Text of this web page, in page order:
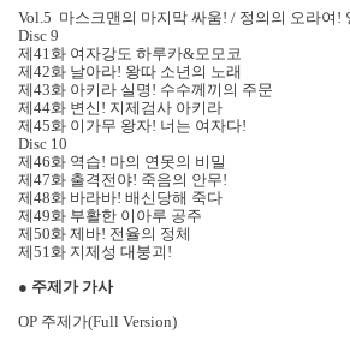
Vol.5 마스크맨의 마지막 싸움! / 정의의 오라여!
Disc 9
제41화 여자강도 하루카&모모코
제42화 날아라! 왕따 소년의 노래
제43화 아키라 실명! 수수께끼의 주문
제44화 변신! 지제검사 아키라
제45화 이가무 왕자! 너는 여자다!
Disc 10
제46화 역습! 마의 연못의 비밀
제47화 출격전야! 죽음의 안무!
제48화 바라바! 배신당해 죽다
제49화 부활한 이아루 공주
제50화 제바! 전율의 정체
제51화 지제성 대붕괴!
● 주제가 가사
OP 주제가(Full Version)